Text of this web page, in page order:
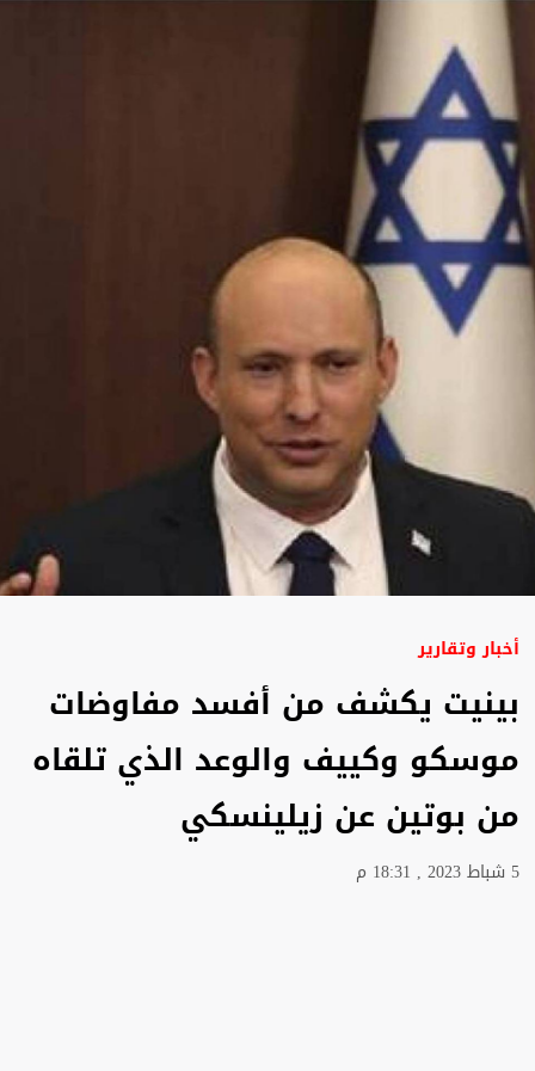
أخبار وتقارير
بينيت يكشف من أفسد مفاوضات
موسكو وكييف والوعد الذي تلقاه
من بوتين عن زيلينسكي
5 شباط 2023 , 18:31 م